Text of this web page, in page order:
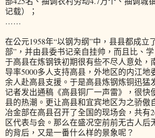
记载）；
……
在公元1958年“以钢为纲”中，县县都成立
部”，并由县委书记亲自挂帅，而且比、
于高县在炼钢铁初期很有些不尽人意处，
导率5000多人支持高县，外地区的内江地
余人赴高县支援。于是高县炼钢炼铜迅猛
记者发出通稿《高县铜厂一声雷》，很快
县的热潮。更让高县和宜宾地区为之骄傲
冶金部在高县召开了全国的现场会，共有
区代表与会。那么在盛况空前前无古人后
的背后，又是一番什么样的景象呢？